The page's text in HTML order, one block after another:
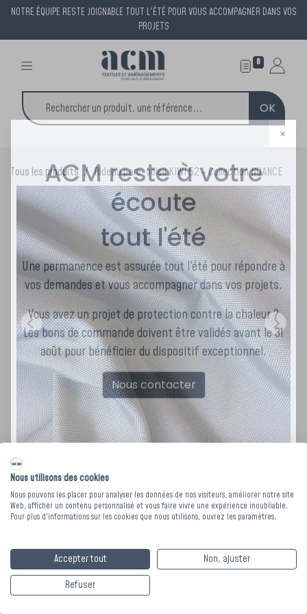
NOTRE ÉQUIPE RESTE JOIGNABLE TOUT L'ÉTÉ POUR VOUS ACCOMPAGNER DANS VOS
PROJETS
0
OK
Tous les produits Rideau pare-soleil KIWI 52 - Collection NUANCE
Rideau pare-soleil
KIWI 52 - Collection
NUANCE
×
ACM reste à votre
écoute
tout l'été
Une permanence est assurée tout l'été pour répondre à
vos demandes et vous accompagner dans vos projets.
Vous avez un projet de protection contre la chaleur ?
Les bons de commande doivent être validés avant le 31
août pour bénéficier du dispositif exceptionnel.
Nous contacter
Nous utilisons des cookies
Nous pouvons les placer pour analyser les données de nos visiteurs, améliorer notre site
Web, afficher un contenu personnalisé et vous faire vivre une expérience inoubliable.
Pour plus d'informations sur les cookies que nous utilisons, ouvrez les paramètres.
Accepter tout
Non, ajuster
Refuser